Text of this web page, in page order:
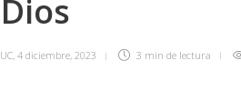
Dios
UC, 4 diciembre, 2023 3 min de lectura